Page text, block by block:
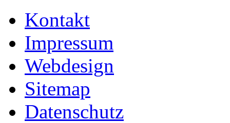
Kontakt
Impressum
Webdesign
Sitemap
Datenschutz